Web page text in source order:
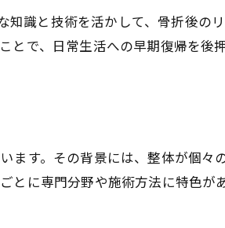
ばれる背景
が評判
を促進
識と技術を活かして、骨折後の
とで、日常生活への早期復帰を後
ます。その背景には、整体が個々
とに専門分野や施術方法に特色が